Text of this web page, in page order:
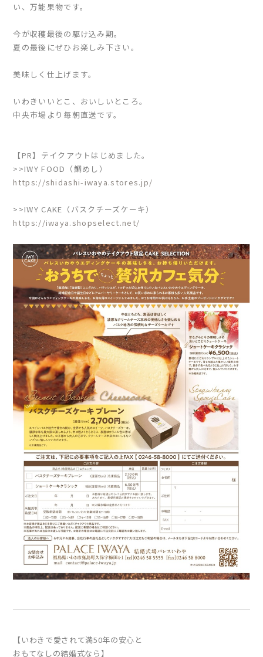
い、万能果物です。
今が収穫最後の駆け込み期。
夏の最後にぜひお楽しみ下さい。
美味しく仕上げます。
いわきいいとこ、おいしいところ。
中央市場より毎朝直送です。
【PR】テイクアウトはじめました。
>>IWY FOOD（鯛めし）
https://shidashi-iwaya.stores.jp/
>>IWY CAKE（バスクチーズケーキ）
https://iwaya.shopselect.net/
【いわきで愛されて満50年の安心と
おもてなしの結婚式なら】